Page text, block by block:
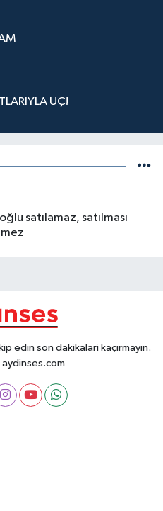
UÇ!
satılamaz, satılması
edin son dakikalari kaçırmayın.
aydinses.com